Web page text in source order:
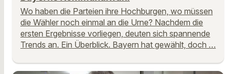
Wo haben die Parteien ihre Hochburgen, wo müssen
die Wähler noch einmal an die Urne? Nachdem die
ersten Ergebnisse vorliegen, deuten sich spannende
Trends an. Ein Überblick. Bayern hat gewählt, doch …